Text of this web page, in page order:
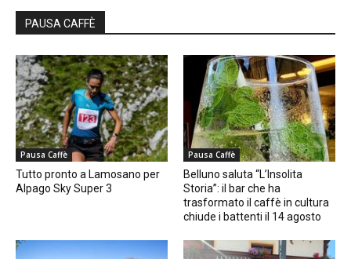
PAUSA CAFFÈ
Pausa Caffè
Tutto pronto a Lamosano per
Alpago Sky Super 3
Pausa Caffè
Belluno saluta “L’Insolita
Storia”: il bar che ha
trasformato il caffè in cultura
chiude i battenti il 14 agosto